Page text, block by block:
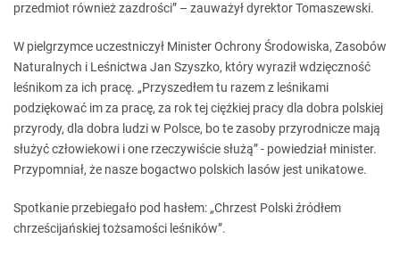
przedmiot również zazdrości” – zauważył dyrektor Tomaszewski.
W pielgrzymce uczestniczył Minister Ochrony Środowiska, Zasobów
Naturalnych i Leśnictwa Jan Szyszko, który wyraził wdzięczność
leśnikom za ich pracę. „Przyszedłem tu razem z leśnikami
podziękować im za pracę, za rok tej ciężkiej pracy dla dobra polskiej
przyrody, dla dobra ludzi w Polsce, bo te zasoby przyrodnicze mają
służyć człowiekowi i one rzeczywiście służą” - powiedział minister.
Przypomniał, że nasze bogactwo polskich lasów jest unikatowe.
Spotkanie przebiegało pod hasłem: „Chrzest Polski źródłem
chrześcijańskiej tożsamości leśników”.